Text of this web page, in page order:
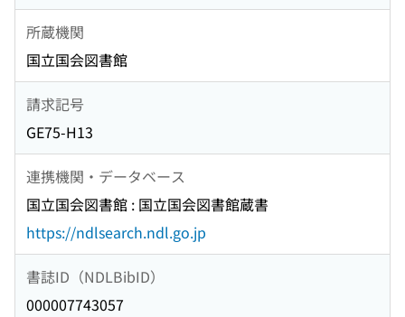
所蔵機関
国立国会図書館
請求記号
GE75-H13
連携機関・データベース
国立国会図書館 : 国立国会図書館蔵書
https://ndlsearch.ndl.go.jp
書誌ID（NDLBibID）
000007743057